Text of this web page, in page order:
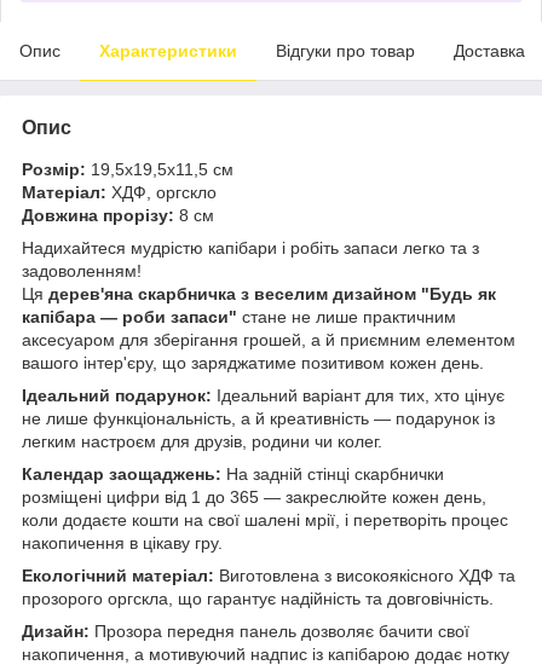
Опис Характеристики Відгуки про товар Доставка
Опис
Розмір: 19,5х19,5х11,5 см
Матеріал: ХДФ, оргскло
Довжина прорізу: 8 см
Надихайтеся мудрістю капібари і робіть запаси легко та з
задоволенням!
Ця дерев'яна скарбничка з веселим дизайном "Будь як
капібара — роби запаси" стане не лише практичним
аксесуаром для зберігання грошей, а й приємним елементом
вашого інтер'єру, що заряджатиме позитивом кожен день.
Ідеальний подарунок: Ідеальний варіант для тих, хто цінує
не лише функціональність, а й креативність — подарунок із
легким настроєм для друзів, родини чи колег.
Календар заощаджень: На задній стінці скарбнички
розміщені цифри від 1 до 365 — закреслюйте кожен день,
коли додаєте кошти на свої шалені мрії, і перетворіть процес
накопичення в цікаву гру.
Екологічний матеріал: Виготовлена з високоякісного ХДФ та
прозорого оргскла, що гарантує надійність та довговічність.
Дизайн: Прозора передня панель дозволяє бачити свої
накопичення, а мотивуючий надпис із капібарою додає нотку